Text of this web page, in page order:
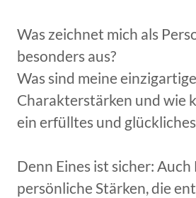
Was zeichnet mich als
besonders aus?
Was sind meine
Charakterstärken und wie
ein erfülltes und
Denn Eines ist sicher: Auch
persönliche Stärken, die